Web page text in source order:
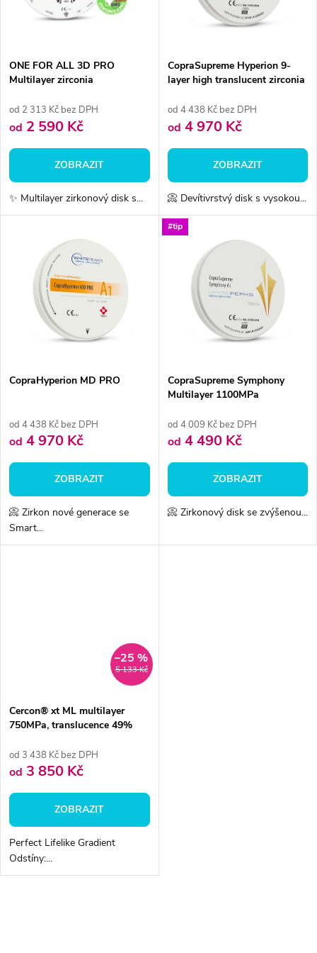
p
r
o
d
u
s
p
r
o
d
ONE FOR ALL 3D PRO
Multilayer zirconia
od 2 313 Kč bez DPH
od 2 590 Kč
ZOBRAZIT
✨ Multilayer zirkonový disk s...
CopraSupreme Hyperion 9-
layer high translucent zirconia
od 4 438 Kč bez DPH
od 4 970 Kč
ZOBRAZIT
📀 Devítivrstvý disk s vysokou...
CopraHyperion MD PRO
od 4 438 Kč bez DPH
od 4 970 Kč
ZOBRAZIT
📀 Zirkon nové generace se
Smart...
#tip
CopraSupreme Symphony
Multilayer 1100MPa
od 4 009 Kč bez DPH
od 4 490 Kč
ZOBRAZIT
📀 Zirkonový disk se zvýšenou...
5 133 Kč
–25 %
Cercon® xt ML multilayer
750MPa, translucence 49%
od 3 438 Kč bez DPH
od 3 850 Kč
ZOBRAZIT
Perfect Lifelike Gradient
Odstíny:...